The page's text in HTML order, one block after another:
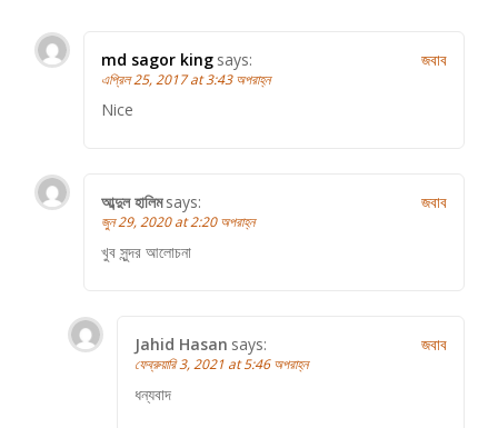
md sagor king says:
এপ্রিল 25, 2017 at 3:43 অপরাহ্ন
Nice
জবাব
আব্দুল হালিম says:
জুন 29, 2020 at 2:20 অপরাহ্ন
খুব সুন্দর আলোচনা
জবাব
Jahid Hasan says:
ফেব্রুয়ারি 3, 2021 at 5:46 অপরাহ্ন
ধন্যবাদ
জবাব